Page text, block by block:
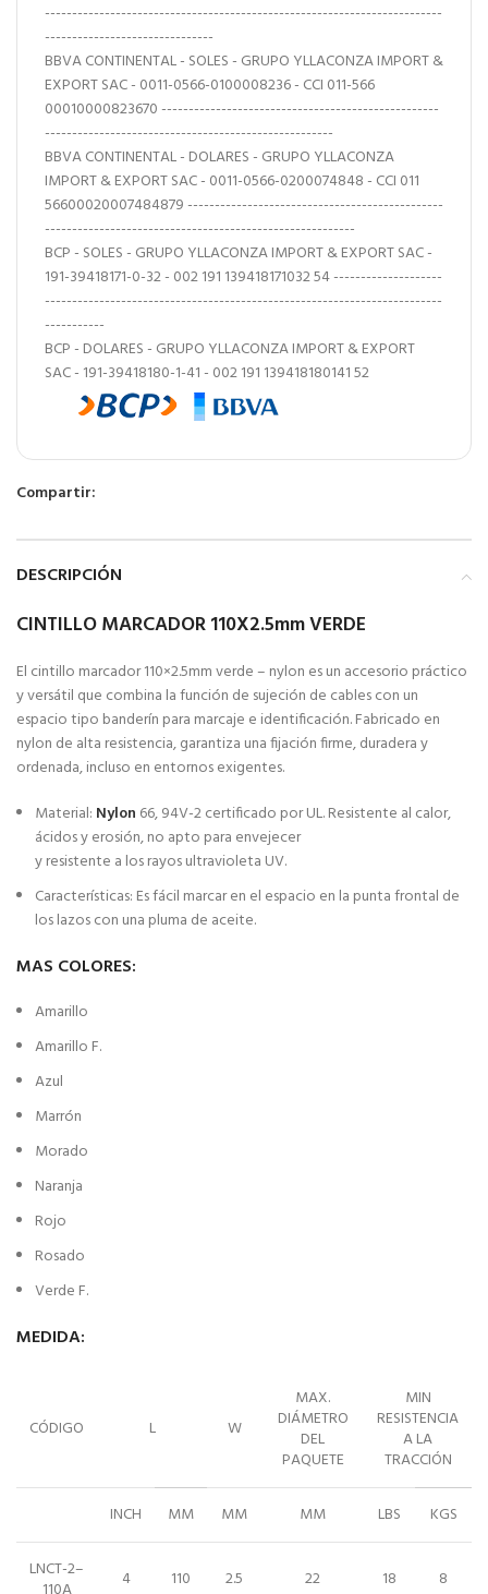
-------------------------------------------------------------------------
-------------------------------
BBVA CONTINENTAL - SOLES - GRUPO YLLACONZA IMPORT &
EXPORT SAC - 0011-0566-0100008236 - CCI 011-566
00010000823670 ---------------------------------------------------
-----------------------------------------------------
BBVA CONTINENTAL - DOLARES - GRUPO YLLACONZA
IMPORT & EXPORT SAC - 0011-0566-0200074848 - CCI 011
56600020007484879 -----------------------------------------------
---------------------------------------------------------
BCP - SOLES - GRUPO YLLACONZA IMPORT & EXPORT SAC -
191-39418171-0-32 - 002 191 139418171032 54 --------------------
-------------------------------------------------------------------------
-----------
BCP - DOLARES - GRUPO YLLACONZA IMPORT & EXPORT
SAC - 191-39418180-1-41 - 002 191 139418180141 52
Compartir:
DESCRIPCIÓN
CINTILLO MARCADOR 110X2.5mm VERDE
El cintillo marcador 110×2.5mm verde – nylon es un accesorio práctico
y versátil que combina la función de sujeción de cables con un
espacio tipo banderín para marcaje e identificación. Fabricado en
nylon de alta resistencia, garantiza una fijación firme, duradera y
ordenada, incluso en entornos exigentes.
Material: Nylon 66, 94V-2 certificado por UL. Resistente al calor,
ácidos y erosión, no apto para envejecer
y resistente a los rayos ultravioleta UV.
Características: Es fácil marcar en el espacio en la punta frontal de
los lazos con una pluma de aceite.
MAS COLORES:
Amarillo
Amarillo F.
Azul
Marrón
Morado
Naranja
Rojo
Rosado
Verde F.
MEDIDA:
CÓDIGO L W
MAX.
DIÁMETRO
DEL
PAQUETE
MIN
RESISTENCIA
A LA
TRACCIÓN
INCH MM MM MM LBS KGS
LNCT-2–
4 110 2.5 22 18 8